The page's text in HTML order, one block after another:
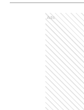
Ads